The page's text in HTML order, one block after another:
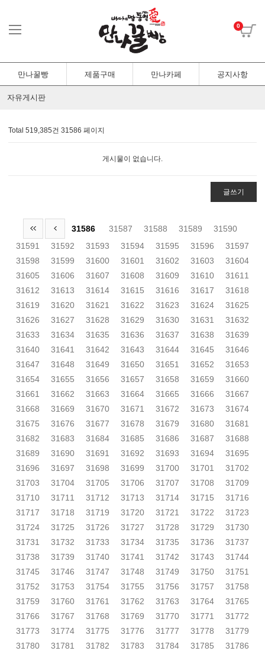
0
만나꿀빵 제품구매 만나카페 공지사항
자유게시판
Total 519,385건 31586 페이지
게시물이 없습니다.
글쓰기
31586 31587 31588 31589
31590
31591
31592 31593 31594 31595 31596
31597
31598
31599 31600 31601 31602 31603
31604
31605
31606 31607 31608 31609 31610
31611
31612
31613 31614 31615 31616 31617
31618
31619
31620 31621 31622 31623 31624
31625
31626
31627 31628 31629 31630 31631
31632
31633
31634 31635 31636 31637 31638
31639
31640
31641 31642 31643 31644 31645
31646
31647
31648 31649 31650 31651 31652
31653
31654
31655 31656 31657 31658 31659
31660
31661
31662 31663 31664 31665 31666
31667
31668
31669 31670 31671 31672 31673
31674
31675
31676 31677 31678 31679 31680
31681
31682
31683 31684 31685 31686 31687
31688
31689
31690 31691 31692 31693 31694
31695
31696
31697 31698 31699 31700 31701
31702
31703
31704 31705 31706 31707 31708
31709
31710
31711 31712 31713 31714 31715
31716
31717
31718 31719 31720 31721 31722
31723
31724
31725 31726 31727 31728 31729
31730
31731
31732 31733 31734 31735 31736
31737
31738
31739 31740 31741 31742 31743
31744
31745
31746 31747 31748 31749 31750
31751
31752
31753 31754 31755 31756 31757
31758
31759
31760 31761 31762 31763 31764
31765
31766
31767 31768 31769 31770 31771
31772
31773
31774 31775 31776 31777 31778
31779
31780
31781 31782 31783 31784 31785
31786